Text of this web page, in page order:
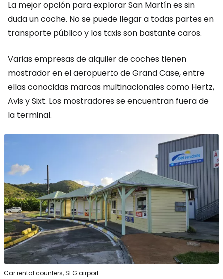
La mejor opción para explorar San Martín es sin
duda un coche. No se puede llegar a todas partes en
transporte público y los taxis son bastante caros.
Varias empresas de alquiler de coches tienen
mostrador en el aeropuerto de Grand Case, entre
ellas conocidas marcas multinacionales como Hertz,
Avis y Sixt. Los mostradores se encuentran fuera de
la terminal.
Car rental counters, SFG airport